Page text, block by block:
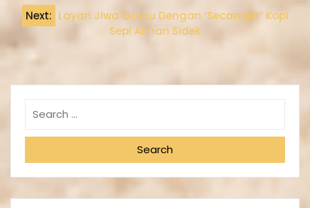
Next: Layan Jiwa Galau Dengan ‘Secangkir’ Kopi
Sepi Aiman Sidek
Search